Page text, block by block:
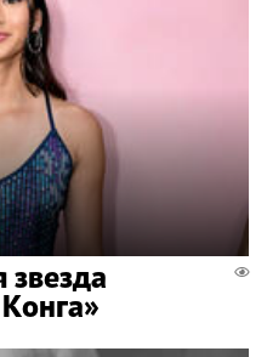
звезда